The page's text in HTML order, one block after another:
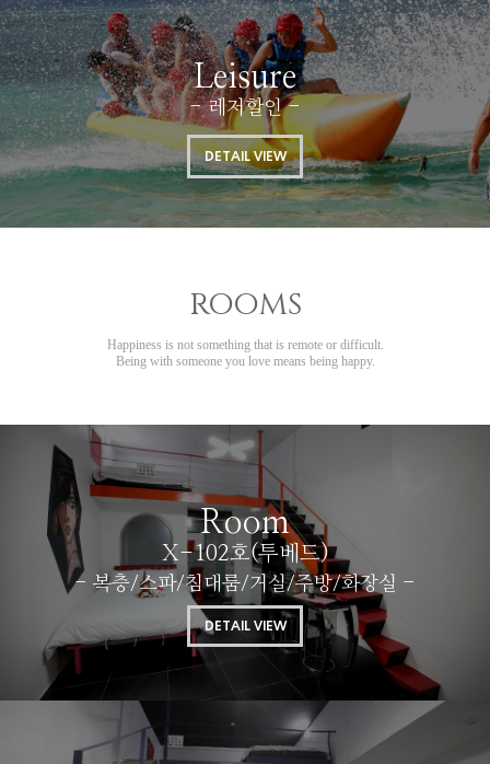
Leisure
- 레저할인 -
DETAIL VIEW
rooms
Happiness is not something that is remote or difficult.
Being with someone you love means being happy.
Room
X-102호(투베드)
- 복층/스파/침대룸/거실/주방/화장실 -
DETAIL VIEW